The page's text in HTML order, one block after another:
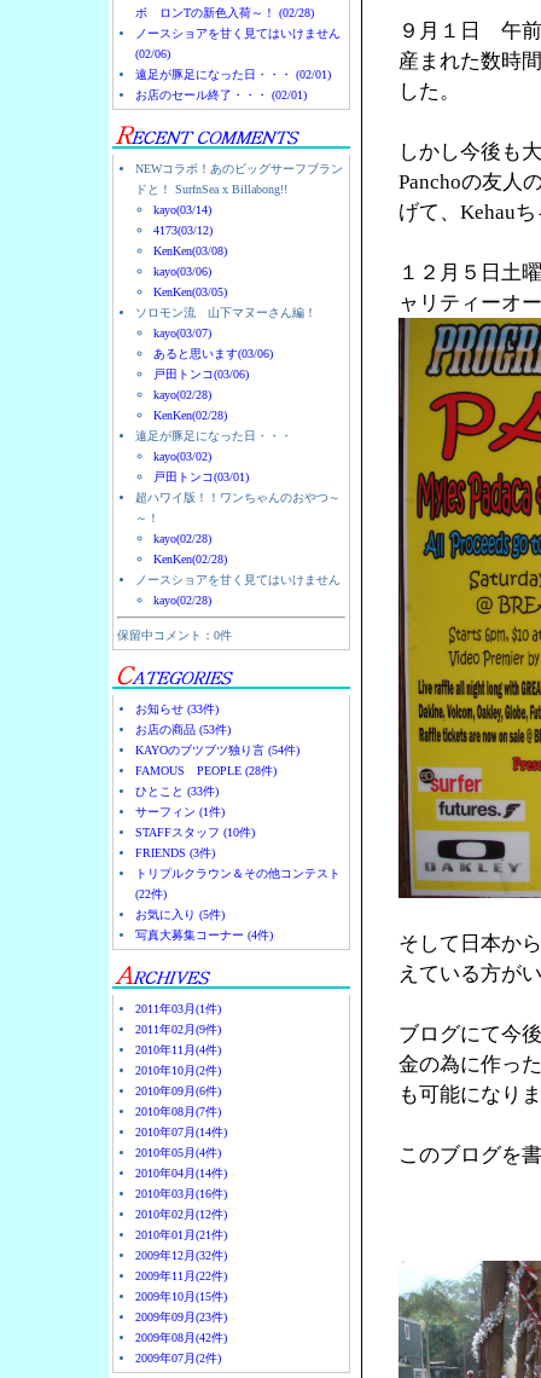
ボ ロンTの新色入荷～！ (02/28)
ノースショアを甘く見てはいけません
(02/06)
遠足が豚足になった日・・・ (02/01)
お店のセール終了・・・ (02/01)
NEWコラボ！あのビッグサーフブラン
ドと！ SurfnSea x Billabong!!
kayo(03/14)
4173(03/12)
KenKen(03/08)
kayo(03/06)
KenKen(03/05)
ソロモン流 山下マヌーさん編！
kayo(03/07)
あると思います(03/06)
戸田トンコ(03/06)
kayo(02/28)
KenKen(02/28)
遠足が豚足になった日・・・
kayo(03/02)
戸田トンコ(03/01)
超ハワイ版！！ワンちゃんのおやつ～
～！
kayo(02/28)
KenKen(02/28)
ノースショアを甘く見てはいけません
kayo(02/28)
保留中コメント：0件
お知らせ (33件)
お店の商品 (53件)
KAYOのブツブツ独り言 (54件)
FAMOUS PEOPLE (28件)
ひとこと (33件)
サーフィン (1件)
STAFFスタッフ (10件)
FRIENDS (3件)
トリプルクラウン＆その他コンテスト
(22件)
お気に入り (5件)
写真大募集コーナー (4件)
2011年03月(1件)
2011年02月(9件)
2010年11月(4件)
2010年10月(2件)
2010年09月(6件)
2010年08月(7件)
2010年07月(14件)
2010年05月(4件)
2010年04月(14件)
2010年03月(16件)
2010年02月(12件)
2010年01月(21件)
2009年12月(32件)
2009年11月(22件)
2009年10月(15件)
2009年09月(23件)
2009年08月(42件)
2009年07月(2件)
９月１日 午前
産まれた数時
した。
しかし今後も
Panchoの友人
げて、Kehau
１２月５日土
ャリティーオ
そして日本か
えている方が
ブログにて今
金の為に作っ
も可能になり
このブログを